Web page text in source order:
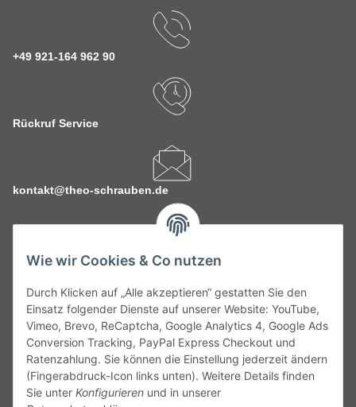
Wie wir Cookies & Co nutzen
Durch Klicken auf „Alle akzeptieren“ gestatten Sie den
Einsatz folgender Dienste auf unserer Website: YouTube,
Vimeo, Brevo, ReCaptcha, Google Analytics 4, Google Ads
Conversion Tracking, PayPal Express Checkout und
Ratenzahlung. Sie können die Einstellung jederzeit ändern
(Fingerabdruck-Icon links unten). Weitere Details finden
Sie unter Konfigurieren und in unserer
+49 921-164 962 90
Rückruf Service
kontakt@theo-schrauben.de
Service
Gesetzliche Informationen
Alle technischen Angaben ohne Gewähr. Irrtümer und fehlerhafte